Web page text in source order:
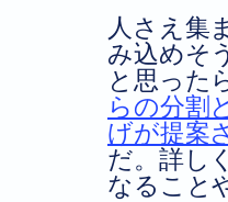
人さえ集
み込めそ
と思った
らの分割
げが提案
だ。詳し
なること